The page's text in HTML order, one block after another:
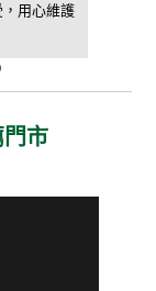
用心維護
門市